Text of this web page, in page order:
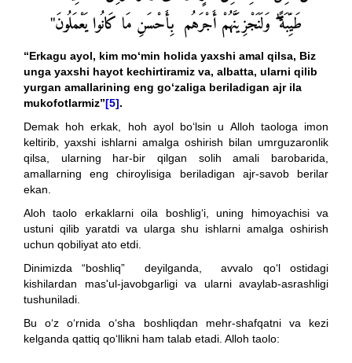
طَيِّبَةً وَلَنَجْزِيَنَّهُمْ أَجْرَهُم بِأَحْسَنِ مَا كَانُوا يَعْمَلُونَ"
“Erkagu ayol, kim mo‘min holida yaxshi amal qilsa, Biz
unga yaxshi hayot kechirtiramiz va, albatta, ularni qilib
yurgan amallarining eng go‘zaliga beriladigan ajr ila
mukofotlarmiz”[5].
Demak hoh erkak, hoh ayol bo‘lsin u Alloh taologa imon
keltirib, yaxshi ishlarni amalga oshirish bilan umrguzaronlik
qilsa, ularning har-bir qilgan solih amali barobarida,
amallarning eng chiroylisiga beriladigan ajr-savob berilar
ekan.
Aloh taolo erkaklarni oila boshlig‘i, uning himoyachisi va
ustuni qilib yaratdi va ularga shu ishlarni amalga oshirish
uchun qobiliyat ato etdi.
Dinimizda “boshliq” deyilganda, avvalo qo‘l ostidagi
kishilardan mas'ul-javobgarligi va ularni avaylab-asrashligi
tushuniladi.
Bu o‘z o‘rnida o‘sha boshliqdan mehr-shafqatni va kezi
kelganda qattiq qo‘llikni ham talab etadi. Alloh taolo: